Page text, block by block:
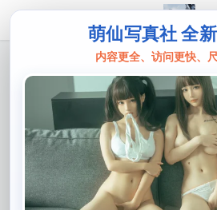
萌仙写真社 全新
内容更全、访问更快、尺
叉子宝宝
图包来了！叉子宝宝背
看到你想滚
叉子宝宝，最让人印象深刻的就是
片，总是努力做好每一件事情，